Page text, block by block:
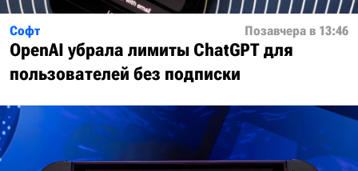
Софт Позавчера в 13:46
OpenAI убрала лимиты ChatGPT для
пользователей без подписки